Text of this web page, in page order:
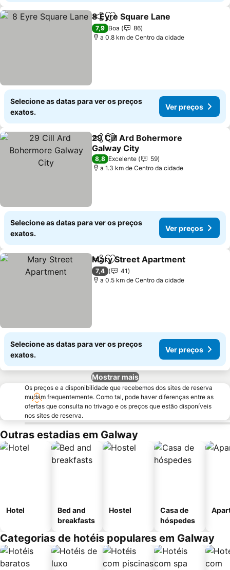
PartilharAdicionar aos favoritos
8 Eyre Square Lane
7,9 Boa
86
a 0.8 km de Centro da cidade
Selecione as datas para ver os preços
exatos.
Ver preços
PartilharAdicionar aos favoritos
29 Cill Ard Bohermore
Galway City
Ver preços
8,8 Excelente
59
a 1.3 km de Centro da cidade
Selecione as datas para ver os preços
exatos.
Ver preços
PartilharAdicionar aos favoritos
Mary Street Apartment
7,4
41
a 0.5 km de Centro da cidade
Selecione as datas para ver os preços
exatos.
Ver preços
Mostrar mais
Os preços e a disponibilidade que recebemos dos sites de reserva
mudam frequentemente. Como tal, pode haver diferenças entre as
ofertas que consulta no trivago e os preços que estão disponíveis
nos sites de reserva.
Outras estadias em Galway
Hotel
Bed and
breakfasts
Hostel
Casa de
hóspedes
Categorias de hotéis populares em Galway